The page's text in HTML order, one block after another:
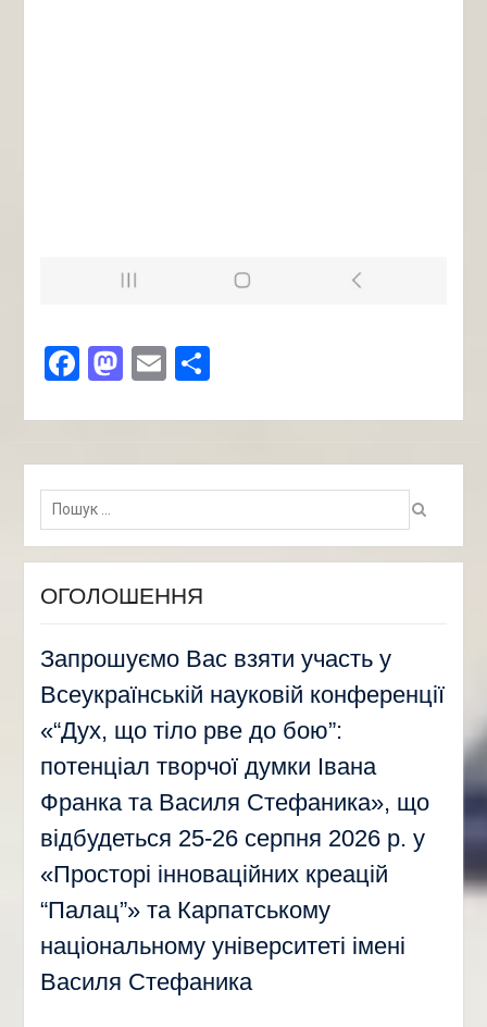
Facebook
Mastodon
EmailПоділитися
Пошук:
ОГОЛОШЕННЯ
Запрошуємо Вас взяти участь у
Всеукраїнській науковій конференції
«“Дух, що тіло рве до бою”:
потенціал творчої думки Івана
Франка та Василя Стефаника», що
відбудеться 25-26 серпня 2026 р. у
«Просторі інноваційних креацій
“Палац”» та Карпатському
національному університеті імені
Василя Стефаника